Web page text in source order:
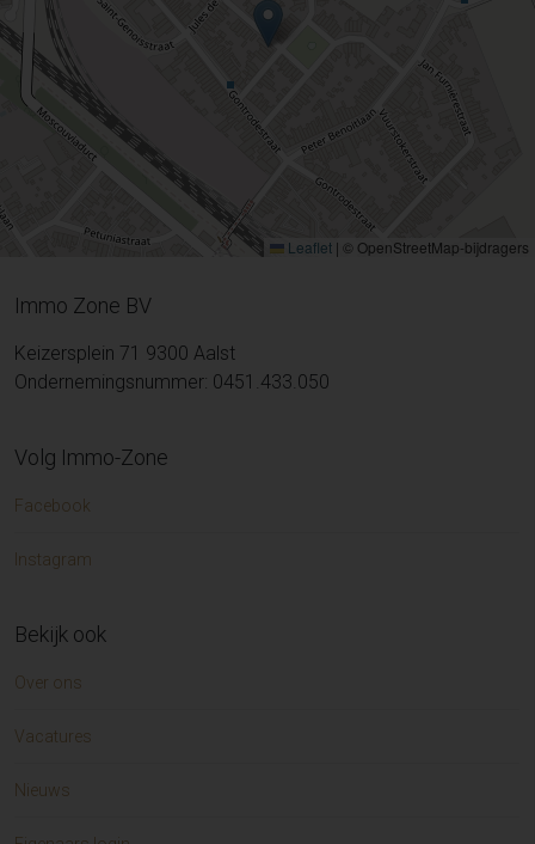
Leaflet | © OpenStreetMap-bijdragers
Immo Zone BV
Keizersplein 71 9300 Aalst
Ondernemingsnummer: 0451.433.050
Volg Immo-Zone
Facebook
Instagram
Bekijk ook
Over ons
Vacatures
Nieuws